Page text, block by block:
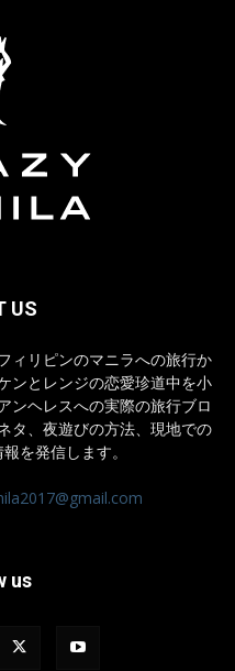
US
ィリピンのマニラへの旅行か
ンとレンジの恋愛珍道中を小
ンヘレスへの実際の旅行ブロ
タ、夜遊びの方法、現地での
を発信します。
us